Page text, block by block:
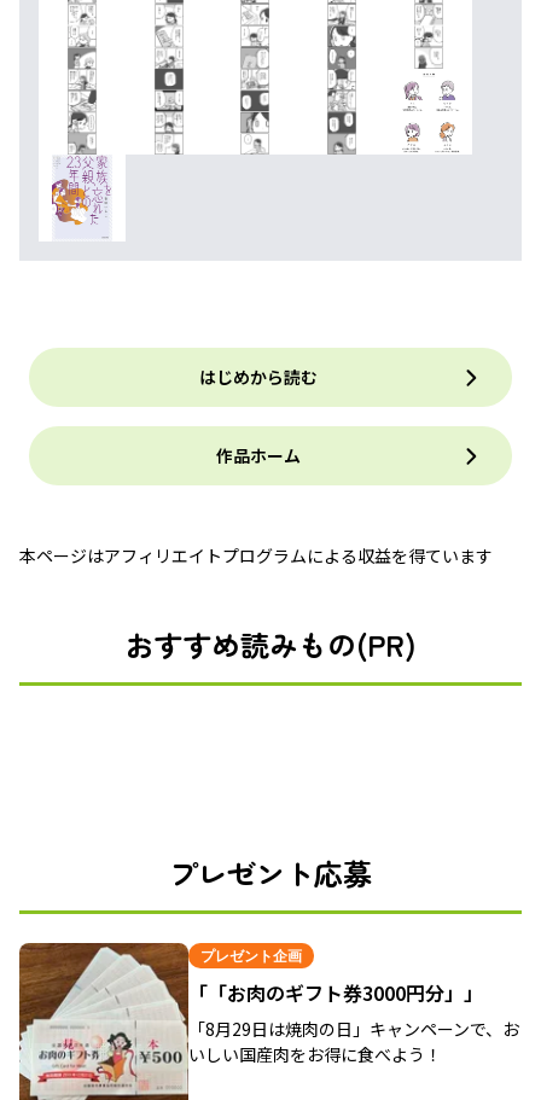
はじめから読む
作品ホーム
本ページはアフィリエイトプログラムによる収益を得ています
おすすめ読みもの(PR)
プレゼント応募
プレゼント企画
「「お肉のギフト券3000円分」」
「8月29日は焼肉の日」キャンペーンで、お
いしい国産肉をお得に食べよう！